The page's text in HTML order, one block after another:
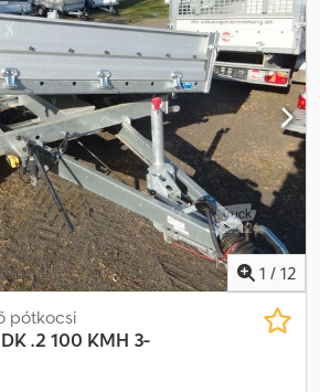
...és sok más. A jármű nem
időközi értékesítés jogát fenntartjuk.
1 / 12
pótkocsi
.2 100 KMH 3-